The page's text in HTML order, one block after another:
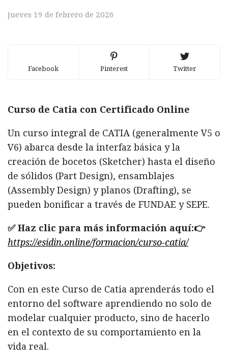
jueves 19 de febrero de 2026
Facebook Pinterest Twitter
Curso de Catia con Certificado Online
Un curso integral de CATIA (generalmente V5 o
V6) abarca desde la interfaz básica y la
creación de bocetos (Sketcher) hasta el diseño
de sólidos (Part Design), ensamblajes
(Assembly Design) y planos (Drafting), se
pueden bonificar a través de FUNDAE y SEPE.
✅ Haz clic para más información aquí:👉
https://esidin.online/formacion/curso-catia/
Objetivos:
Con en este Curso de Catia aprenderás todo el
entorno del software aprendiendo no solo de
modelar cualquier producto, sino de hacerlo
en el contexto de su comportamiento en la
vida real.